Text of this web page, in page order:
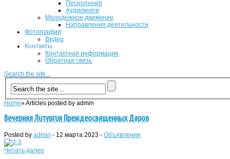
Песнопения
Аудиокниги
Молодежное движение
Направления деятельности
Фотографии
Видео
Контакты
Контактная информация
Обратная связь
Search the site...
Home»Articles posted by admin
Вечерняя Литургия Преждеосвященных Даров
Posted by admin - 12 марта 2023 - Объявления
Читать далее